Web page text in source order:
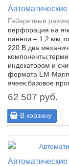
Габаритные
перфорация на
панели – 1,2
220 В;два
индекатором и
формата EM-
ячеек;базовое
62 507 руб.
В корзину